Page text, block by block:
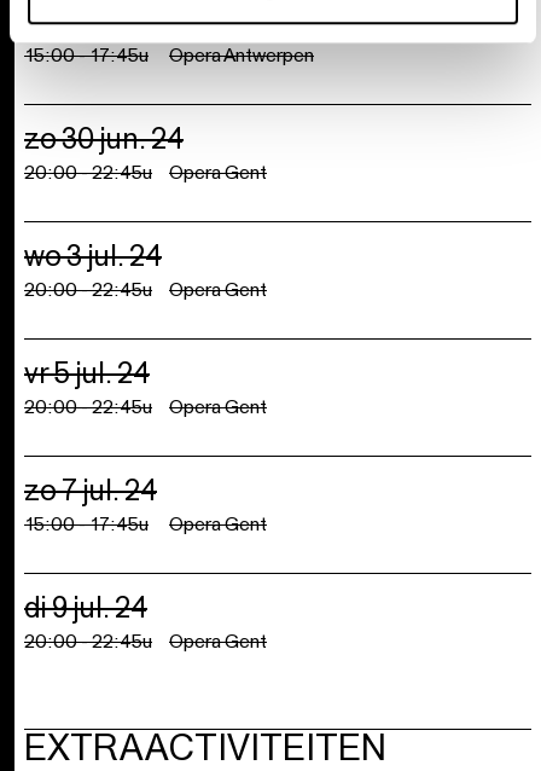
zo 16 jun. 24
15:00 - 17:45u Opera Antwerpen
zo 30 jun. 24
20:00 - 22:45u Opera Gent
wo 3 jul. 24
20:00 - 22:45u Opera Gent
vr 5 jul. 24
20:00 - 22:45u Opera Gent
zo 7 jul. 24
15:00 - 17:45u Opera Gent
di 9 jul. 24
20:00 - 22:45u Opera Gent
EXTRA ACTIVITEITEN